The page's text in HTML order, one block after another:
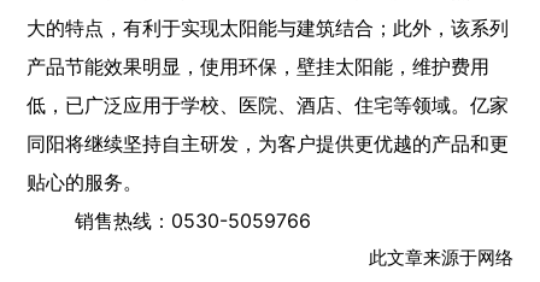
大的特点，有利于实现太阳能与建筑结合；此外，该系列
产品节能效果明显，使用环保，壁挂太阳能，维护费用
低，已广泛应用于学校、医院、酒店、住宅等领域。亿家
同阳将继续坚持自主研发，为客户提供更优越的产品和更
贴心的服务。
销售热线：0530-5059766
此文章来源于网络